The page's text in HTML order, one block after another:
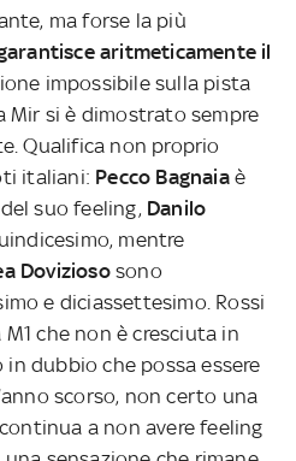
ma forse la più
aritmeticamente il
impossibile sulla pista
Mir si è dimostrato sempre
Qualifica non proprio
italiani: Pecco Bagnaiaè
suo feeling, Danilo
mentre
Doviziososono
e diciassettesimo. Rossi
che non è cresciuta in
dubbio che possa essere
scorso, non certo una
a non avere feeling